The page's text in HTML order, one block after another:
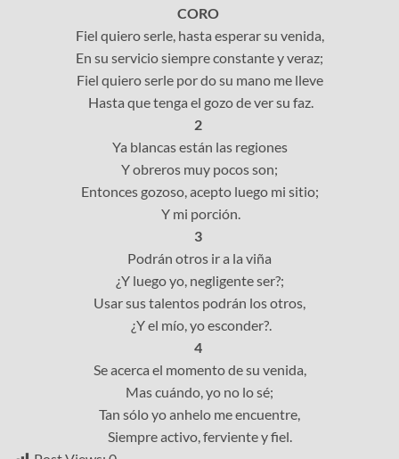
CORO
Fiel quiero serle, hasta esperar su venida,
En su servicio siempre constante y veraz;
Fiel quiero serle por do su mano me lleve
Hasta que tenga el gozo de ver su faz.
2
Ya blancas están las regiones
Y obreros muy pocos son;
Entonces gozoso, acepto luego mi sitio;
Y mi porción.
3
Podrán otros ir a la viña
¿Y luego yo, negligente ser?;
Usar sus talentos podrán los otros,
¿Y el mío, yo esconder?.
4
Se acerca el momento de su venida,
Mas cuándo, yo no lo sé;
Tan sólo yo anhelo me encuentre,
Siempre activo, ferviente y fiel.